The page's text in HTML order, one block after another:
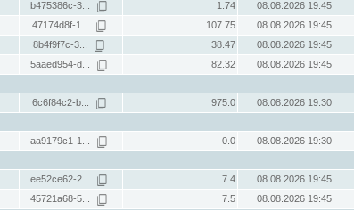
b475386c-3... 1.74
08.08.2026 19:45
47174d8f-1... 107.75
08.08.2026 19:45
8b4f9f7c-3... 38.47
08.08.2026 19:45
5aaed954-d... 82.32
08.08.2026 19:45
6c6f84c2-b... 975.0
08.08.2026 19:30
aa9179c1-1... 0.0
08.08.2026 19:30
ee52ce62-2... 7.4
08.08.2026 19:45
45721a68-5... 7.5
08.08.2026 19:45